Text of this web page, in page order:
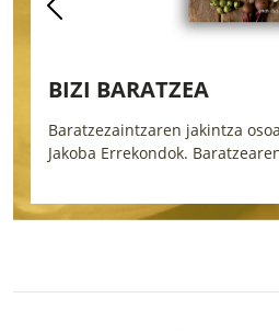
BIZI BARATZEA
Baratzezaintzaren jakintza
Jakoba Errekondok.